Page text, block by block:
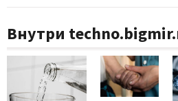
Внутри